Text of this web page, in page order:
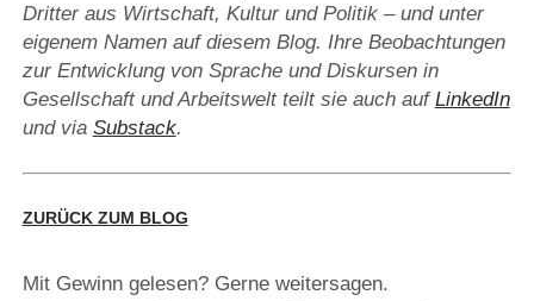
Dritter aus Wirtschaft, Kultur und Politik – und unter
eigenem Namen auf diesem Blog. Ihre Beobachtungen
zur Entwicklung von Sprache und Diskursen in
Gesellschaft und Arbeitswelt teilt sie auch auf LinkedIn
und via Substack.
ZURÜCK ZUM BLOG
Mit Gewinn gelesen? Gerne weitersagen.